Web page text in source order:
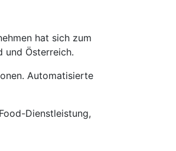
hat sich zum
und Österreich.
Automatisierte
Dienstleistung,